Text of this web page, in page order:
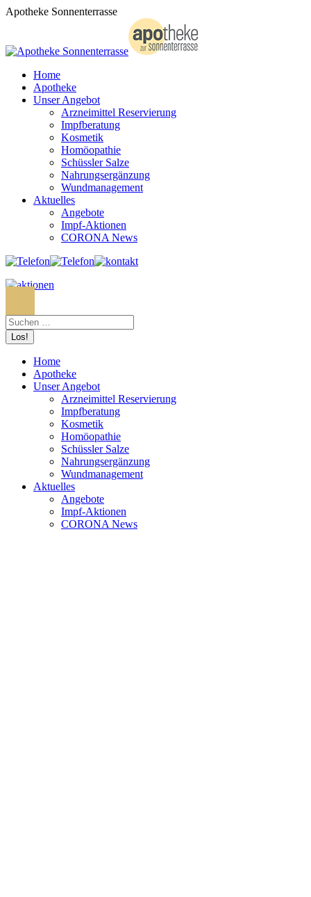
Zum
Apotheke Sonnenterrasse
Home
Apotheke
Unser Angebot
Arzneimittel Reservierung
Impfberatung
Kosmetik
Homöopathie
Schüssler Salze
Nahrungsergänzung
Wundmanagement
Aktuelles
Angebote
Impf-Aktionen
CORONA News
Home
Apotheke
Unser Angebot
Arzneimittel Reservierung
Impfberatung
Kosmetik
Homöopathie
Schüssler Salze
Nahrungsergänzung
Wundmanagement
Aktuelles
Angebote
Impf-Aktionen
CORONA News